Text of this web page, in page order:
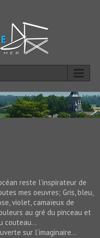
reste l’inspirateur de
mes oeuvres; Gris, bleu,
violet, camaïeux de
au gré du pinceau et
couteau…
sur l’imaginaire…